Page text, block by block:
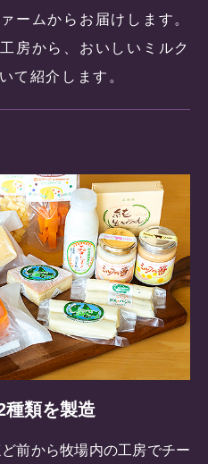
ームからお届けします。
房から、おいしいミルク
て紹介します。
種類を製造
前から牧場内の工房でチー